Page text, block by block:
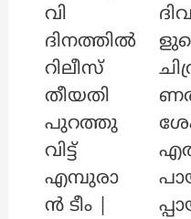
വി
ദിനത്തിൽ
റിലീസ്
തീയതി
പുറത്തു
വിട്ട്
എമ്പുരാ
ൻ ടീം |